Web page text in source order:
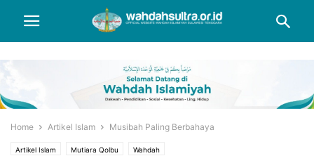
Home Artikel Islam Musibah Paling Berbahaya
Artikel Islam Mutiara Qolbu Wahdah